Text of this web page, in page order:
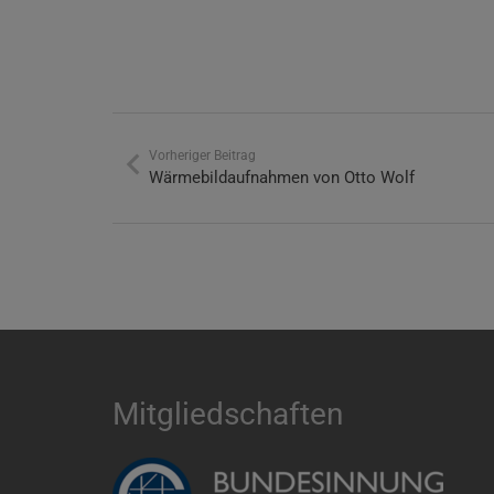
Vorheriger Beitrag
Wärmebildaufnahmen von Otto Wolf
Mitgliedschaften